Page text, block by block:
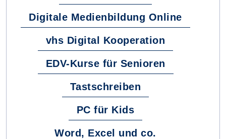
Digitale Medienbildung Online
vhs Digital Kooperation
EDV-Kurse für Senioren
Tastschreiben
PC für Kids
Word, Excel und co.